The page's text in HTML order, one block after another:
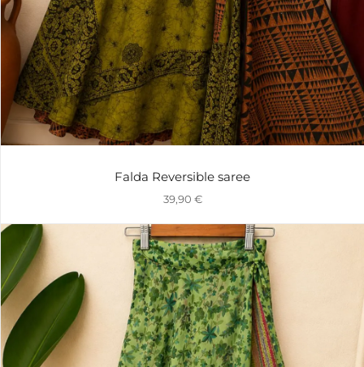
Falda Reversible saree
39,90 €